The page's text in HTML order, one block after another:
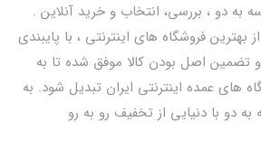
به دو ، بررسی، انتخاب و خرید آنلاین .
فروشگاه های اینترنتی ، با پایبندی
تضمین اصل‌ بودن کالا موفق شده تا به
هاي عمده اینترنتی ایران تبدیل شود. به
دو با دنیایی از تخفيف رو به رو